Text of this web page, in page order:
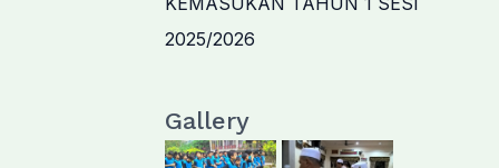
2025/2026
Gallery